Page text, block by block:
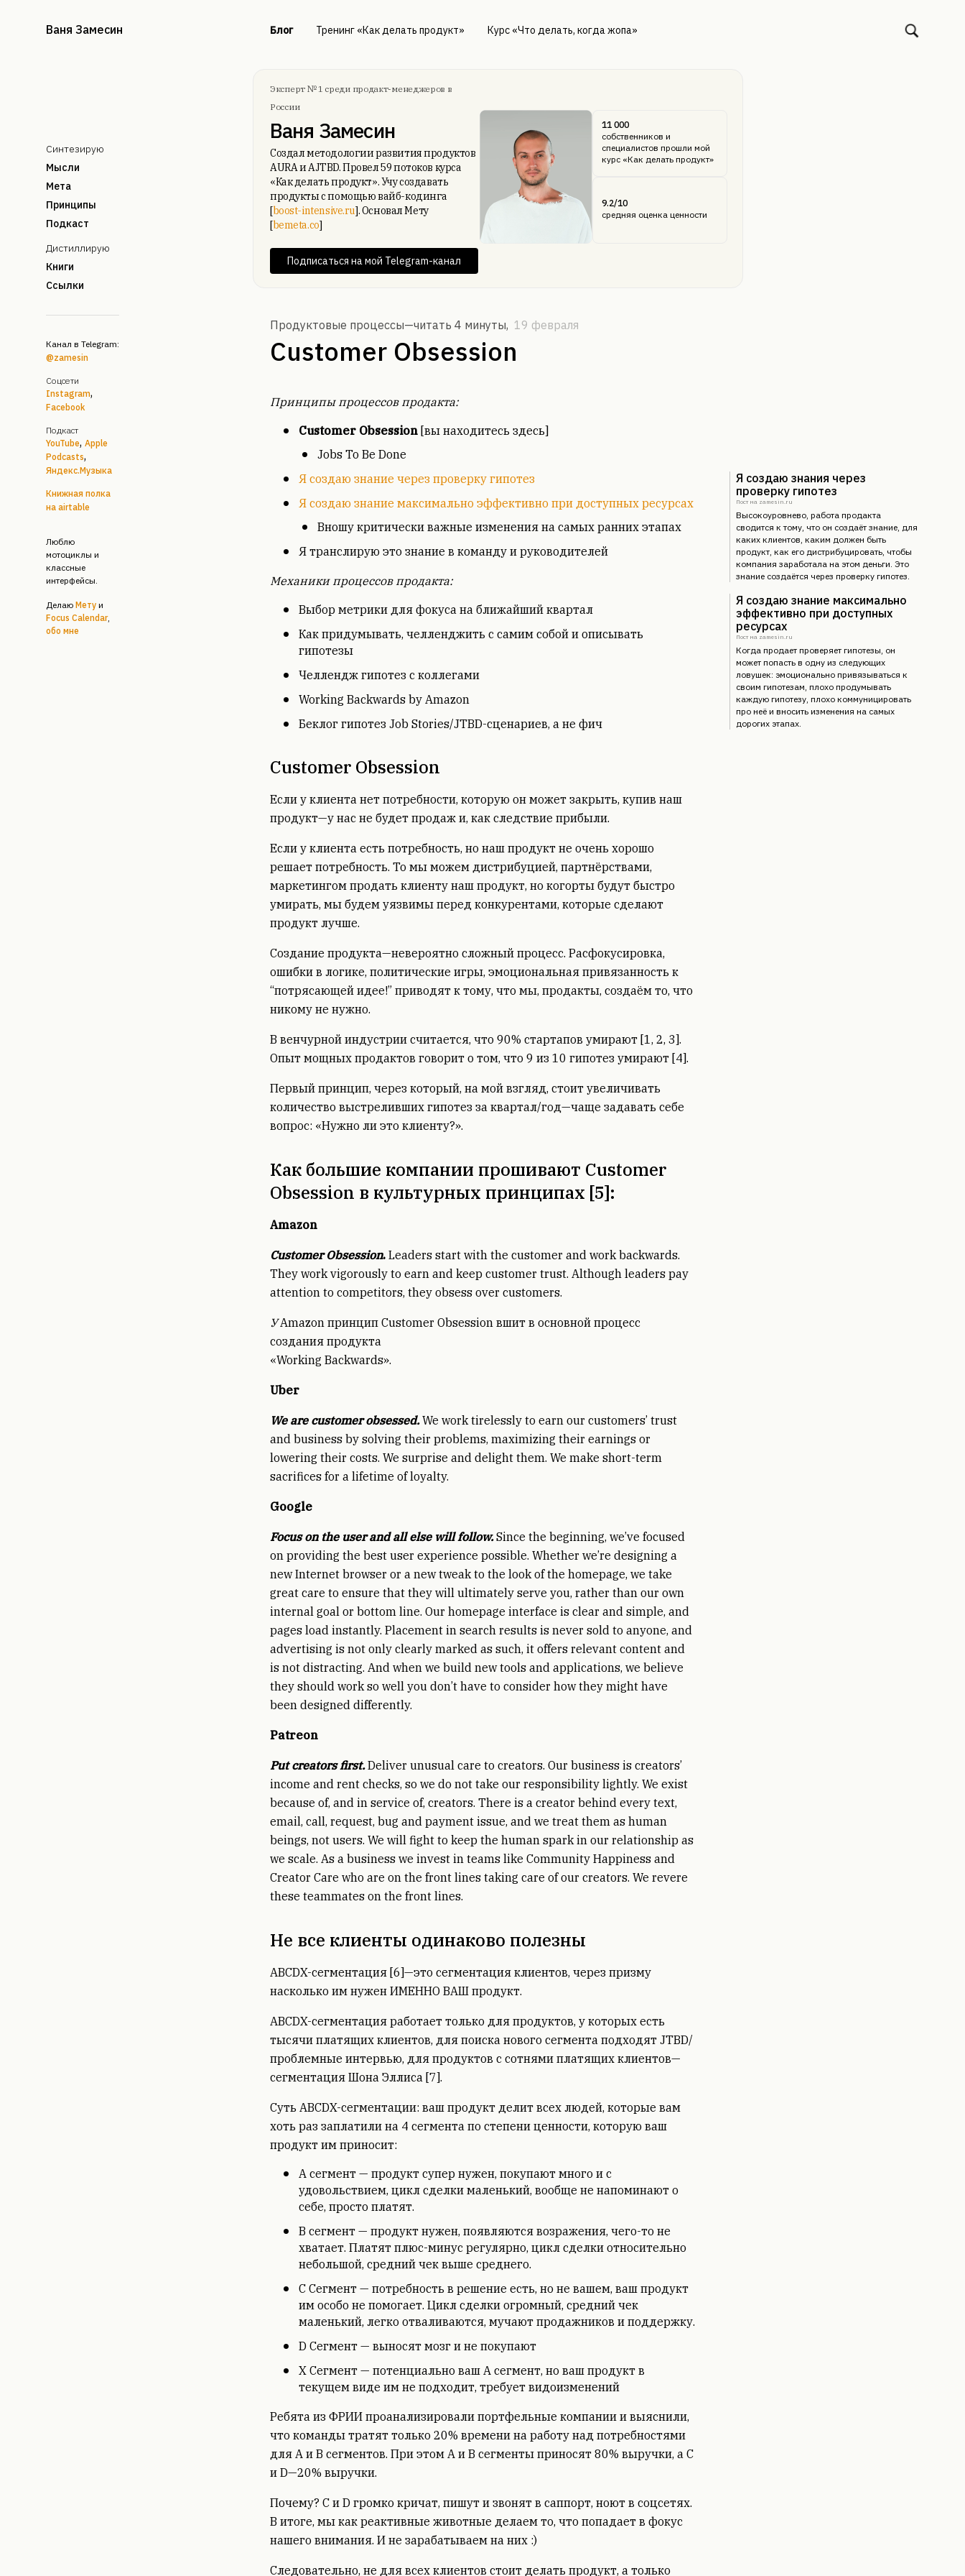
Ваня Замесин Блог Тренинг «Как делать продукт» Курс «Что делать, когда жопа»
Синтезирую
Мысли
Мета
Принципы
Подкаст
Дистиллирую
Книги
Ссылки
Канал в Telegram:
@zamesin
Соцсети
Instagram,
Facebook
Подкаст
YouTube, Apple
Podcasts,
Яндекс.Музыка
Книжная полка
на airtable
Люблю
мотоциклы и
классные
интерфейсы.
Делаю Мету и
Focus Calendar,
обо мне
Эксперт № 1 среди продакт-менеджеров в
России
Ваня Замесин
Создал методологии развития продуктов
AURA и AJTBD. Провел 59 потоков курса
«Как делать продукт». Учу создавать
продукты с помощью вайб-кодинга
[boost-intensive.ru]. Основал Мету
[bemeta.co]
Подписаться на мой Telegram-канал
11 000
собственников и
специалистов прошли мой
курс «Как делать продукт»
9.2/10
средняя оценка ценности
Продуктовые процессы—читать 4 минуты, 19 февраля
Customer Obsession
Принципы процессов продакта:
Customer Obsession [вы находитесь здесь]
Jobs To Be Done
Я создаю знание через проверку гипотез
Я создаю знание максимально эффективно при доступных ресурсах
Вношу критически важные изменения на самых ранних этапах
Я транслирую это знание в команду и руководителей
Механики процессов продакта:
Выбор метрики для фокуса на ближайший квартал
Как придумывать, челленджить с самим собой и описывать
гипотезы
Челлендж гипотез с коллегами
Working Backwards by Amazon
Беклог гипотез Job Stories/JTBD-сценариев, а не фич
Customer Obsession
Если у клиента нет потребности, которую он может закрыть, купив наш
продукт—у нас не будет продаж и, как следствие прибыли.
Если у клиента есть потребность, но наш продукт не очень хорошо
решает потребность. То мы можем дистрибуцией, партнёрствами,
маркетингом продать клиенту наш продукт, но когорты будут быстро
умирать, мы будем уязвимы перед конкурентами, которые сделают
продукт лучше.
Создание продукта—невероятно сложный процесс. Расфокусировка,
ошибки в логике, политические игры, эмоциональная привязанность к
“потрясающей идее!” приводят к тому, что мы, продакты, создаём то, что
никому не нужно.
В венчурной индустрии считается, что 90% стартапов умирают [1, 2, 3].
Опыт мощных продактов говорит о том, что 9 из 10 гипотез умирают [4].
Первый принцип, через который, на мой взгляд, стоит увеличивать
количество выстреливших гипотез за квартал/год—чаще задавать себе
вопрос: «Нужно ли это клиенту?».
Как большие компании прошивают Customer
Obsession в культурных принципах [5]:
Amazon
Customer Obsession. Leaders start with the customer and work backwards.
They work vigorously to earn and keep customer trust. Although leaders pay
attention to competitors, they obsess over customers.
УAmazon принцип Customer Obsession вшит в основной процесс
создания продукта
«Working Backwards».
Uber
We are customer obsessed.We work tirelessly to earn our customers’ trust
and business by solving their problems, maximizing their earnings or
lowering their costs. We surprise and delight them. We make short-term
sacrifices for a lifetime of loyalty.
Google
Focus on the user and all else will follow.Since the beginning, we’ve focused
on providing the best user experience possible. Whether we’re designing a
new Internet browser or a new tweak to the look of the homepage, we take
great care to ensure that they will ultimately serve you, rather than our own
internal goal or bottom line. Our homepage interface is clear and simple, and
pages load instantly. Placement in search results is never sold to anyone, and
advertising is not only clearly marked as such, it offers relevant content and
is not distracting. And when we build new tools and applications, we believe
they should work so well you don’t have to consider how they might have
been designed differently.
Patreon
Put creators first.Deliver unusual care to creators. Our business is creators’
income and rent checks, so we do not take our responsibility lightly. We exist
because of, and in service of, creators. There is a creator behind every text,
email, call, request, bug and payment issue, and we treat them as human
beings, not users. We will fight to keep the human spark in our relationship as
we scale. As a business we invest in teams like Community Happiness and
Creator Care who are on the front lines taking care of our creators. We revere
these teammates on the front lines.
Не все клиенты одинаково полезны
ABCDX-сегментация [6]—это сегментация клиентов, через призму
насколько им нужен ИМЕННО ВАШ продукт.
ABCDX-сегментация работает только для продуктов, у которых есть
тысячи платящих клиентов, для поиска нового сегмента подходят JTBD/
проблемные интервью, для продуктов с сотнями платящих клиентов—
сегментация Шона Эллиса [7].
Суть ABCDX-сегментации: ваш продукт делит всех людей, которые вам
хоть раз заплатили на 4 сегмента по степени ценности, которую ваш
продукт им приносит:
А сегмент — продукт супер нужен, покупают много и с
удовольствием, цикл сделки маленький, вообще не напоминают о
себе, просто платят.
B сегмент — продукт нужен, появляются возражения, чего-то не
хватает. Платят плюс-минус регулярно, цикл сделки относительно
небольшой, средний чек выше среднего.
С Сегмент — потребность в решение есть, но не вашем, ваш продукт
им особо не помогает. Цикл сделки огромный, средний чек
маленький, легко отваливаются, мучают продажников и поддержку.
D Сегмент — выносят мозг и не покупают
X Сегмент — потенциально ваш А сегмент, но ваш продукт в
текущем виде им не подходит, требует видоизменений
Ребята из ФРИИ проанализировали портфельные компании и выяснили,
что команды тратят только 20% времени на работу над потребностями
для А и B сегментов. При этом А и В сегменты приносят 80% выручки, а С
и D—20% выручки.
Почему? C и D громко кричат, пишут и звонят в саппорт, ноют в соцсетях.
В итоге, мы как реактивные животные делаем то, что попадает в фокус
нашего внимания. И не зарабатываем на них :)
Следовательно, не для всех клиентов стоит делать продукт, а только
Я создаю знания через
проверку гипотез
Пост на zamesin.ru
Высокоуровнево, работа продакта
сводится к тому, что он создаёт знание, для
каких клиентов, каким должен быть
продукт, как его дистрибуцировать, чтобы
компания заработала на этом деньги. Это
знание создаётся через проверку гипотез.
Я создаю знание максимально
эффективно при доступных
ресурсах
Пост на zamesin.ru
Когда продает проверяет гипотезы, он
может попасть в одну из следующих
ловушек: эмоционально привязываться к
своим гипотезам, плохо продумывать
каждую гипотезу, плохо коммуницировать
про неё и вносить изменения на самых
дорогих этапах.